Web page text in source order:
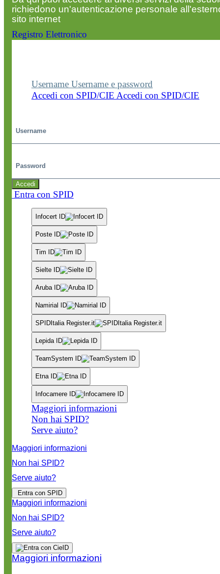
richiedono un'autenticazione personale
sito internet
Registro Elettronico
Username Username e password
Accedi con SPID/CIE Accedi con SPID/CIE
Accedi
Entra con SPID
Infocert ID
Poste ID
Tim ID
Sielte ID
Aruba ID
Namirial ID
SPIDItalia Register.it
Lepida ID
TeamSystem ID
Etna ID
Infocamere ID
Maggiori informazioni
Non hai SPID?
Serve aiuto?
Maggiori informazioni
Non hai SPID?
Serve aiuto?
Entra con SPID
Maggiori informazioni
Non hai SPID?
Serve aiuto?
Maggiori informazioni